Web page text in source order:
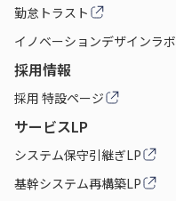
勤怠トラスト
イノベーションデザインラボ
採用情報
採用 特設ページ
サービスLP
システム保守引継ぎLP
基幹システム再構築LP